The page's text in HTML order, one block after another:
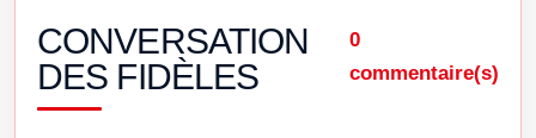
CONVERSATION
DES FIDÈLES
0
commentaire(s)